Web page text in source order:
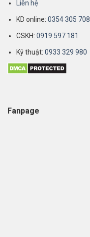
Liên hệ
KD online:0354 305 708
CSKH: 0919 597 181
Kỹ thuật:0933 329 980
Fanpage